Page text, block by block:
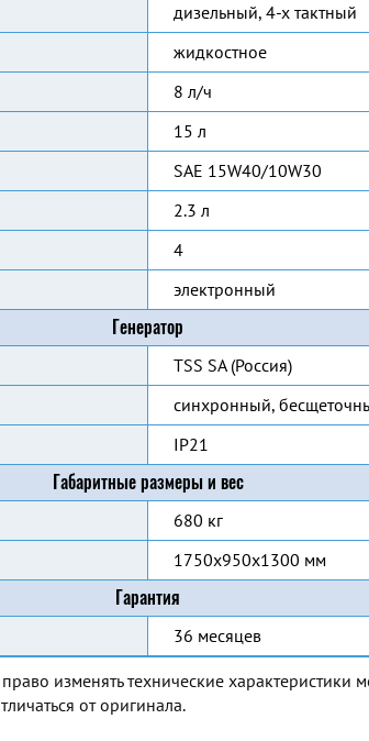
дизельный, 4-х тактный
жидкостное
8 л/ч
15 л
SAE 15W40/10W30
2.3 л
4
электронный
Генератор
TSS SA (Россия)
синхронный,
IP21
Габаритные размеры и вес
680 кг
1750x950x1300 мм
Гарантия
36 месяцев
изменять технические характеристики
от оригинала.